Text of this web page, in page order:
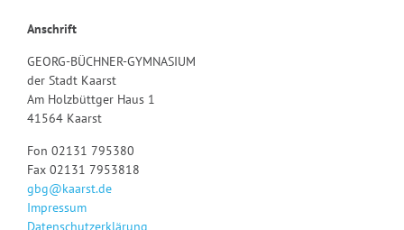
Anschrift
GEORG-BÜCHNER-GYMNASIUM
der Stadt Kaarst
Am Holzbüttger Haus 1
41564 Kaarst
Fon 02131 795380
Fax 02131 7953818
gbg@kaarst.de
Impressum
Datenschutzerklärung